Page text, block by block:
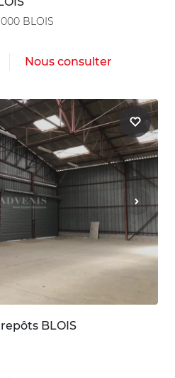
BLOIS
Nous consulter
BLOIS